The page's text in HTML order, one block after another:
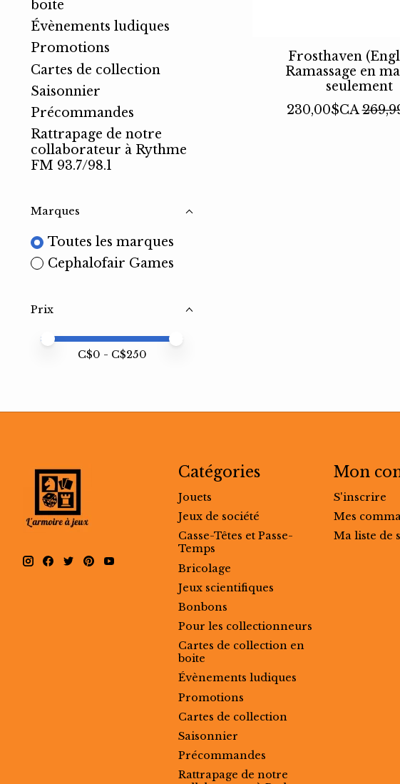
boite
Évènements ludiques
Promotions
Cartes de collection
Saisonnier
Précommandes
Rattrapage de notre
collaborateur à Rythme
FM 93.7/98.1
Marques
Toutes les marques
Cephalofair Games
Prix
Prix minimum
Price maximum value
C$0 - C$250
Frosthaven
Ramassage en
seulement
230,00$CA
Catégories
Jouets
Jeux de société
Casse-Têtes et Passe-
Temps
Bricolage
Jeux scientifiques
Bonbons
Pour les collectionneurs
Cartes de collection en
boite
Évènements ludiques
Promotions
Cartes de collection
Saisonnier
Précommandes
Rattrapage de notre
Mon
S'inscrire
Mes
Ma liste de